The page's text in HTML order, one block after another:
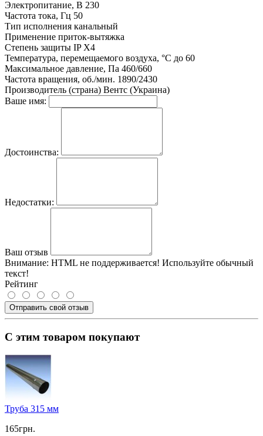
Электропитание, В 230
Частота тока, Гц 50
Тип исполнения канальный
Применение приток-вытяжка
Степень защиты IP X4
Температура, перемещаемого воздуха, °C до 60
Максимальное давление, Па 460/660
Частота вращения, об./мин. 1890/2430
Производитель (страна) Вентс (Украина)
Ваше имя:
Достоинства:
Недостатки:
Ваш отзыв
Внимание: HTML не поддерживается! Используйте обычный
текст!
Рейтинг
Отправить свой отзыв
С этим товаром покупают
Труба 315 мм
165грн.